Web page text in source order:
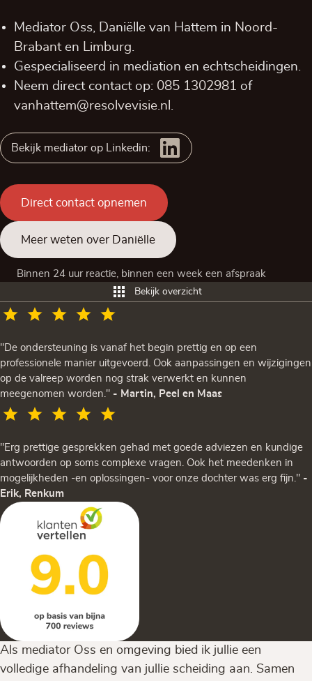
Mediator Oss, Daniëlle van Hattem in Noord-
Brabant en Limburg
Gespecialiseerd in mediation en echtscheidingen.
Neem direct contact op: 085 1302981 of
vanhattem@resolvevisie.nl
Bekijk mediator op Linkedin:
Direct contact opnemen
Meer weten over Daniëlle
Binnen 24 uur reactie, binnen een week een afspraak
Bekijk overzicht
"De ondersteuning is vanaf het begin prettig en op een
professionele manier uitgevoerd. Ook aanpassingen en wijzigingen
op de valreep worden nog strak verwerkt en kunnen
meegenomen worden." - Martin, Peel en Maas
"Erg prettige gesprekken gehad met goede adviezen en kundige
antwoorden op soms complexe vragen. Ook het meedenken in
mogelijkheden -en oplossingen- voor onze dochter was erg fijn." -
Erik, Renkum
Als mediator Oss en omgeving bied ik jullie een
volledige afhandeling van jullie scheiding aan. Samen